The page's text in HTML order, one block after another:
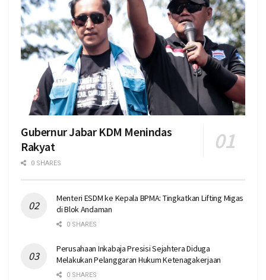
Gubernur Jabar KDM Menindas
Rakyat
0 SHARES
Menteri ESDM ke Kepala BPMA: Tingkatkan Lifting Migas
di Blok Andaman
0 SHARES
Perusahaan Inkabaja Presisi Sejahtera Diduga
Melakukan Pelanggaran Hukum Ketenagakerjaan
0 SHARES